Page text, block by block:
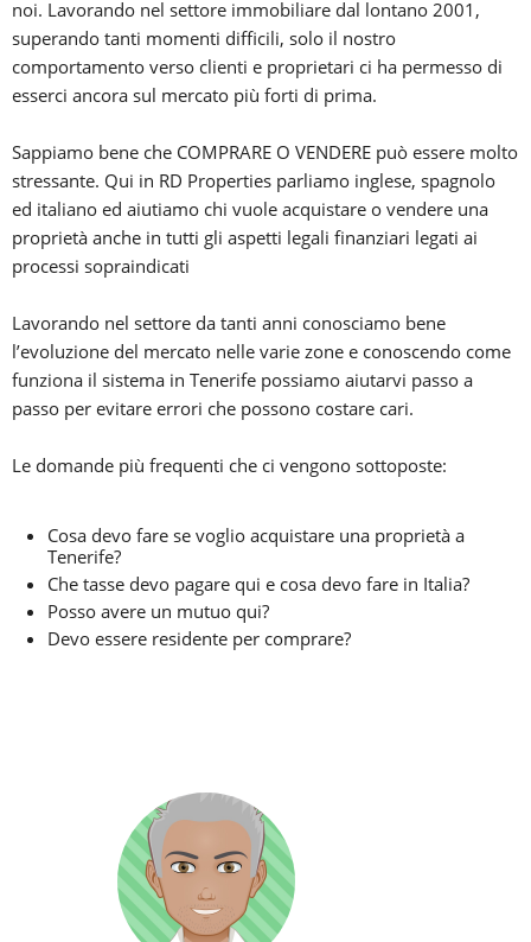
noi. Lavorando nel settore immobiliare dal lontano 2001,
superando tanti momenti difficili, solo il nostro
comportamento verso clienti e proprietari ci ha permesso di
esserci ancora sul mercato più forti di prima.
Sappiamo bene che COMPRARE O VENDERE può essere molto
stressante. Qui in RD Properties parliamo inglese, spagnolo
ed italiano ed aiutiamo chi vuole acquistare o vendere una
proprietà anche in tutti gli aspetti legali finanziari legati ai
processi sopraindicati
Lavorando nel settore da tanti anni conosciamo bene
l’evoluzione del mercato nelle varie zone e conoscendo come
funziona il sistema in Tenerife possiamo aiutarvi passo a
passo per evitare errori che possono costare cari.
Le domande più frequenti che ci vengono sottoposte:
Cosa devo fare se voglio acquistare una proprietà a
Tenerife?
Che tasse devo pagare qui e cosa devo fare in Italia?
Posso avere un mutuo qui?
Devo essere residente per comprare?